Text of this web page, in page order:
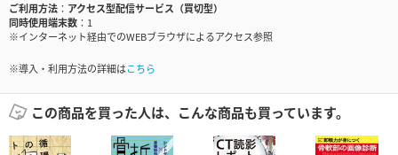
ご利用方法
アクセス型配信サービス（買切型）
同時使用端末数
1
※インターネット経由でのWEBブラウザによるアクセス参照
※導入・利用方法の詳細はこちら
この商品を買った人は、こんな商品も買っています。